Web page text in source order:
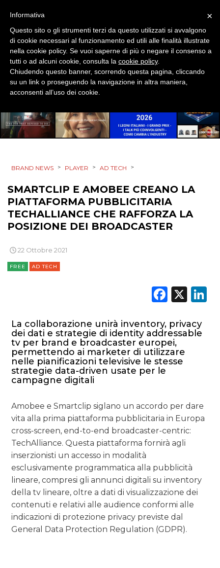
DATI
RICERCHE
PREVISIONI/SCENARI
TREND
OPINIONI
BRAND NEWS > PLAYER > AD TECH >
SMARTCLIP E AMOBEE CREANO LA
PIATTAFORMA PUBBLICITARIA
TECHALLIANCE CHE RAFFORZA LA
POSIZIONE DEI BROADCASTER
22 Ottobre 2021
FREE AD TECH
X
La collaborazione unirà inventory, privacy
dei dati e strategie di identity addressable
tv per brand e broadcaster europei,
permettendo ai marketer di utilizzare
nelle pianificazioni televisive le stesse
strategie data-driven usate per le
campagne digitali
Amobee e Smartclip siglano un accordo per dare
vita alla prima piattaforma pubblicitaria in Europa
cross-screen, end-to-end broadcaster-centric:
TechAlliance. Questa piattaforma fornirà agli
inserzionisti un accesso in modalità
esclusivamente programmatica alla pubblicità
lineare, compresi gli annunci digitali su inventory
della tv lineare, oltre a dati di visualizzazione dei
contenuti e relativi alle audience conformi alle
indicazioni di protezione privacy previste dal
General Data Protection Regulation (GDPR).
×
Informativa
Questo sito o gli strumenti terzi da questo utilizzati si avvalgono
di cookie necessari al funzionamento ed utili alle finalità illustrate
nella cookie policy. Se vuoi saperne di più o negare il consenso a
tutti o ad alcuni cookie, consulta la cookie policy.
Chiudendo questo banner, scorrendo questa pagina, cliccando
su un link o proseguendo la navigazione in altra maniera,
acconsenti all’uso dei cookie.